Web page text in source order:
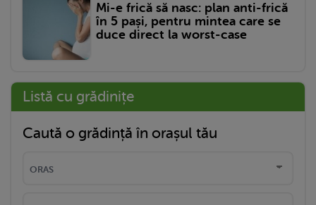
Mi-e frică să nasc: plan anti-frică
în 5 pași, pentru mintea care se
duce direct la worst-case
Listă cu grădinițe
Caută o grădință în orașul tău